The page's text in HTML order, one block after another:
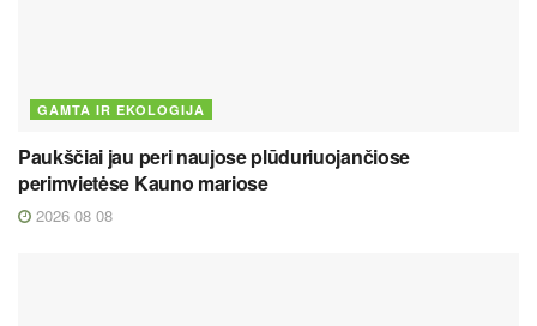
GAMTA IR EKOLOGIJA
Paukščiai jau peri naujose plūduriuojančiose
perimvietėse Kauno mariose
2026 08 08